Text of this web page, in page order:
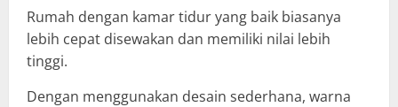
Rumah dengan kamar tidur yang baik biasanya
lebih cepat disewakan dan memiliki nilai lebih
tinggi.
Dengan menggunakan desain sederhana, warna